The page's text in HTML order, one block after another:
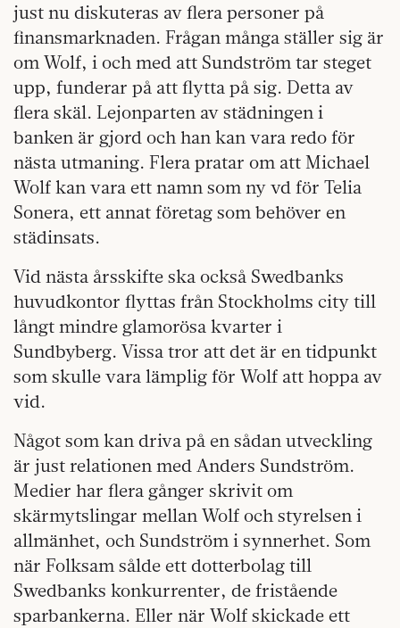
just nu diskuteras av flera personer på
finansmarknaden. Frågan många ställer sig är
om Wolf, i och med att Sundström tar steget
upp, funderar på att flytta på sig. Detta av
flera skäl. Lejonparten av städningen i
banken är gjord och han kan vara redo för
nästa utmaning. Flera pratar om att Michael
Wolf kan vara ett namn som ny vd för Telia
Sonera, ett annat företag som behöver en
städinsats.
Vid nästa årsskifte ska också Swedbanks
huvudkontor flyttas från Stockholms city till
långt mindre glamorösa kvarter i
Sundbyberg. Vissa tror att det är en tidpunkt
som skulle vara lämplig för Wolf att hoppa av
vid.
Något som kan driva på en sådan utveckling
är just relationen med Anders Sundström.
Medier har flera gånger skrivit om
skärmytslingar mellan Wolf och styrelsen i
allmänhet, och Sundström i synnerhet. Som
när Folksam sålde ett dotterbolag till
Swedbanks konkurrenter, de fristående
sparbankerna. Eller när Wolf skickade ett